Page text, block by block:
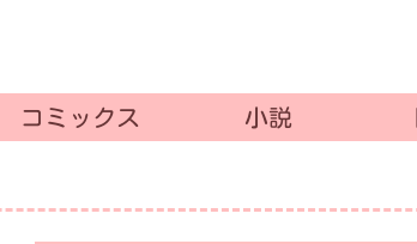
コミックス 小説